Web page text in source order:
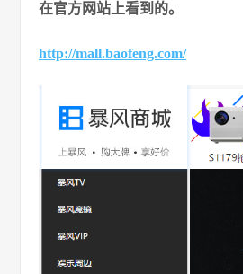
在官方网站上看到的。
http://mall.baofeng.com/